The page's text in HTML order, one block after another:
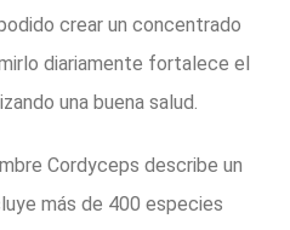
crear un concentrado
diariamente fortalece el
una buena salud.
Cordyceps describe un
más de 400 especies